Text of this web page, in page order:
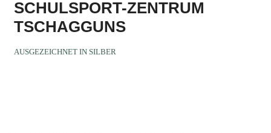
SCHULSPORT-ZENTRUM
TSCHAGGUNS
AUSGEZEICHNET IN SILBER